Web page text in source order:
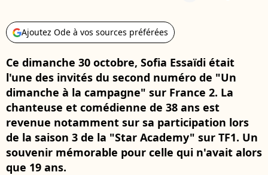
Ajoutez Ode à vos sources préférées
Ce dimanche 30 octobre, Sofia Essaïdi était
l'une des invités du second numéro de "Un
dimanche à la campagne" sur France 2. La
chanteuse et comédienne de 38 ans est
revenue notamment sur sa participation lors
de la saison 3 de la "Star Academy" sur TF1. Un
souvenir mémorable pour celle qui n'avait alors
que 19 ans.